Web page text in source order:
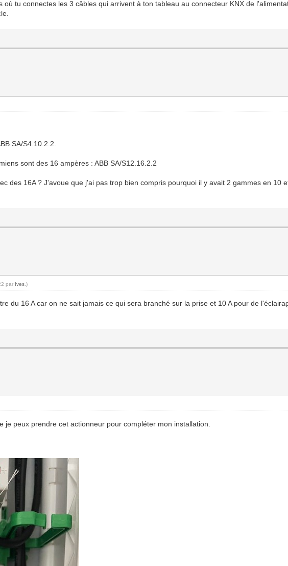
tu connectes les 3 câbles qui arrivent à ton tableau au connecteur KNX de
SA/S4.10.2.2.
sont des 16 ampères : ABB SA/S12.16.2.2
des 16A ? J'avoue que j'ai pas trop bien compris pourquoi il y avait 2 gammes en 10
par Ives .)
du 16 A car on ne sait jamais ce qui sera branché sur la prise et 10 A pour de
peux prendre cet actionneur pour compléter mon installation.